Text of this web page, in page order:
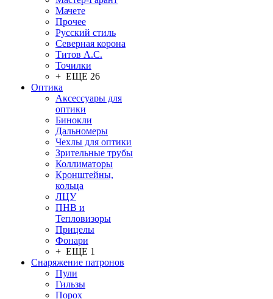
Мачете
Прочее
Русский стиль
Северная корона
Титов А.С.
Точилки
+ ЕЩЕ 26
Оптика
Аксессуары для
оптики
Бинокли
Дальномеры
Чехлы для оптики
Зрительные трубы
Коллиматоры
Кронштейны,
кольца
ЛЦУ
ПНВ и
Тепловизоры
Прицелы
Фонари
+ ЕЩЕ 1
Снаряжение патронов
Пули
Гильзы
Порох